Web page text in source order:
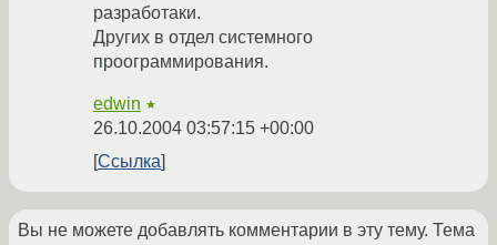
разработаки.
Других в отдел системного
проограммирования.
edwin ★
26.10.2004 03:57:15 +00:00
Ссылка
Вы не можете добавлять комментарии в эту тему. Тема